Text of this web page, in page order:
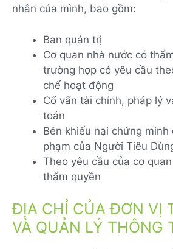
nhân của mình, bao gồm:
Ban quản trị
Cơ quan nhà nước có
trường hợp có yêu cầu
chế hoạt động
Cố vấn tài chính, pháp lý
toán
Bên khiếu nại chứng
phạm của Người Tiêu
Theo yêu cầu của cơ
thẩm quyền
ĐỊA CHỈ CỦA ĐƠN VỊ
VÀ QUẢN LÝ THÔNG